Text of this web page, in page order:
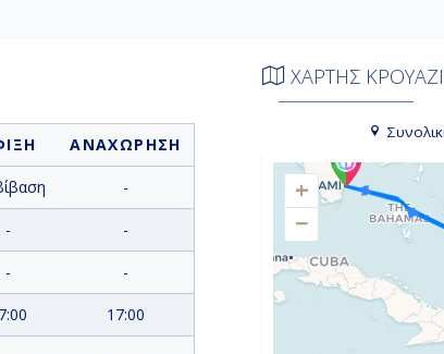
ΑΝΑΧΩΡΗΣΗ
-
- -
- -
17:00
ΧΑΡΤΗΣ
+
−